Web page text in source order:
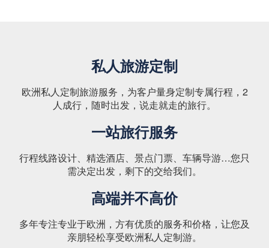
私人旅游定制
欧洲私人定制旅游服务，为客户量身定制专属行程，2
人成行，随时出发，说走就走的旅行。
一站旅行服务
行程线路设计、精选酒店、景点门票、车辆导游…您只
需决定出发，剩下的交给我们。
高端并不高价
多年专注专业于欧洲，方有优质的服务和价格，让您及
亲朋轻松享受欧洲私人定制游。